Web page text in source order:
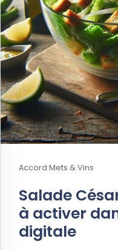
Accord Mets & Vins
Salade
à activer
digitale